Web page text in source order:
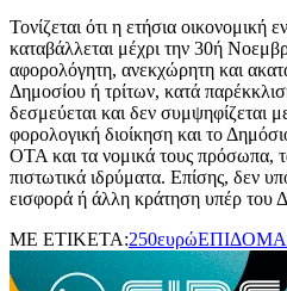
Τονίζεται ότι η ετήσια
καταβάλλεται μέχρι την 30ή
αφορολόγητη, ανεκχώρητη και
Δημοσίου ή τρίτων, κατά
δεσμεύεται και δεν συμψηφίζεται
φορολογική διοίκηση και το
ΟΤΑ και τα νομικά τους πρόσωπα,
πιστωτικά ιδρύματα. Επίσης, δεν
εισφορά ή άλλη κράτηση υπέρ
ΜΕ ΕΤΙΚΕΤΑ:250ευρώΕΠΙΔΟΜΑ